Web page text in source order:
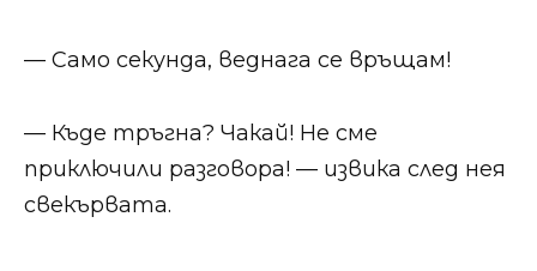
— Само секунда, веднага се връщам!
— Къде тръгна? Чакай! Не сме
приключили разговора! — извика след нея
свекървата.